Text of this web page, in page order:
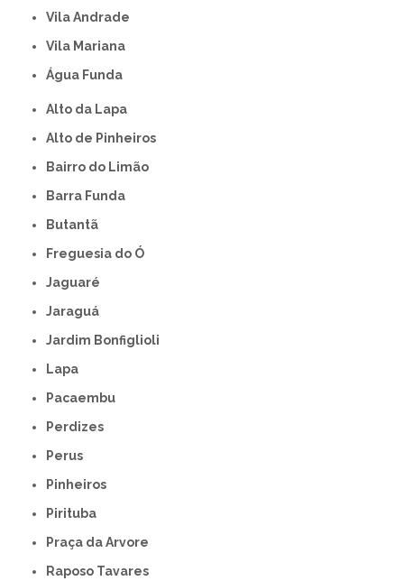
Vila Andrade
Vila Mariana
Água Funda
Alto da Lapa
Alto de Pinheiros
Bairro do Limão
Barra Funda
Butantã
Freguesia do Ó
Jaguaré
Jaraguá
Jardim Bonfiglioli
Lapa
Pacaembu
Perdizes
Perus
Pinheiros
Pirituba
Praça da Arvore
Raposo Tavares